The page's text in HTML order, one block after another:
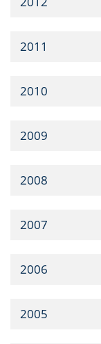
2011
2010
2009
2008
2007
2006
2005